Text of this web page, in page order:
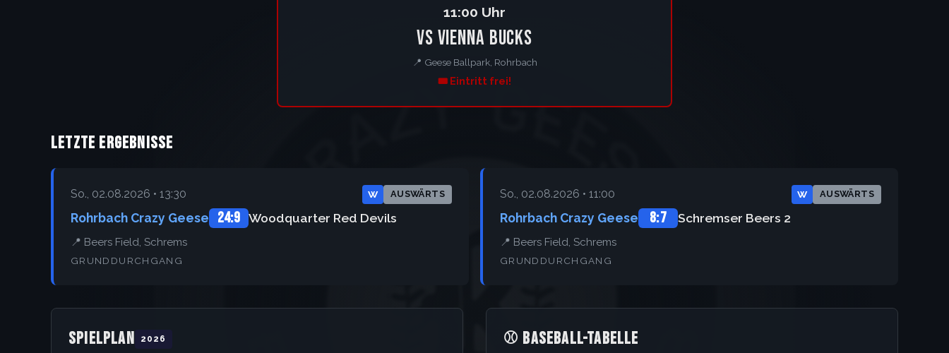
11:00 Uhr
vs Vienna Bucks
📍 Geese Ballpark, Rohrbach
🎟️ Eintritt frei!
Letzte Ergebnisse
So., 02.08.2026 • 13:30 W AUSWÄRTS
Rohrbach Crazy Geese 24:9 Woodquarter Red Devils
📍 Beers Field, Schrems
GRUNDDURCHGANG
So., 02.08.2026 • 11:00 W AUSWÄRTS
Rohrbach Crazy Geese 8:7 Schremser Beers 2
📍 Beers Field, Schrems
GRUNDDURCHGANG
SPIELPLAN 2026 ⚾ BASEBALL-TABELLE